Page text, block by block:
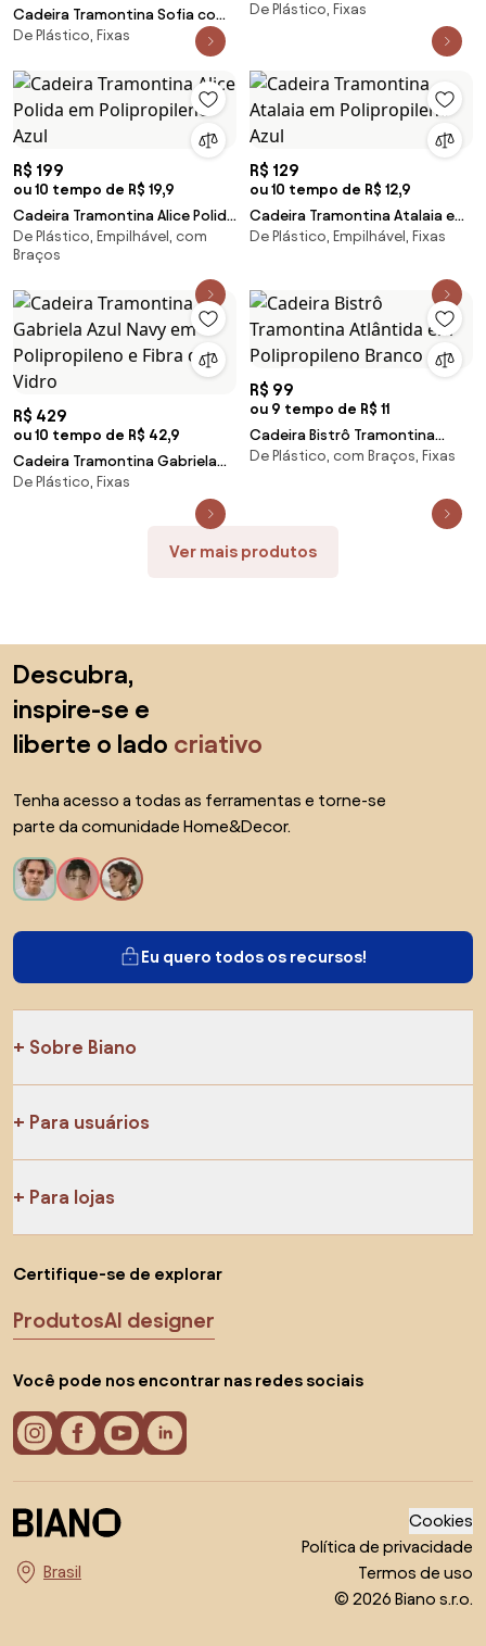
Cadeira Tramontina Sofia com
Encosto Horizontal em
Polipropileno e Fibra de Vidro
Marrom
De Plástico, Fixas
em Polipropileno Reciclado
De Plástico, Fixas
R$ 199
ou 10 tempo de R$ 19,9
Cadeira Tramontina Alice Polida
em Polipropileno Azul
De Plástico, Empilhável, com
Braços
R$ 129
ou 10 tempo de R$ 12,9
Cadeira Tramontina Atalaia em
Polipropileno Azul
De Plástico, Empilhável, Fixas
R$ 429
ou 10 tempo de R$ 42,9
Cadeira Tramontina Gabriela
Azul Navy em Polipropileno e
De Plástico, Fixas
R$ 99
ou 9 tempo de R$ 11
Cadeira Bistrô Tramontina
Atlântida em Polipropileno
De Plástico, com Braços, Fixas
Ver mais produtos
Descubra,
inspire-se e
liberte o lado criativo
Tenha acesso a todas as ferramentas e torne-se
parte da comunidade Home&Decor.
Eu quero todos os recursos!
Sobre Biano
Para usuários
Para lojas
Certifique-se de explorar
ProdutosAI designer
Você pode nos encontrar nas redes sociais
Escolha o país
Cookies
Política de privacidade
Termos de uso
© 2026 Biano s.r.o.